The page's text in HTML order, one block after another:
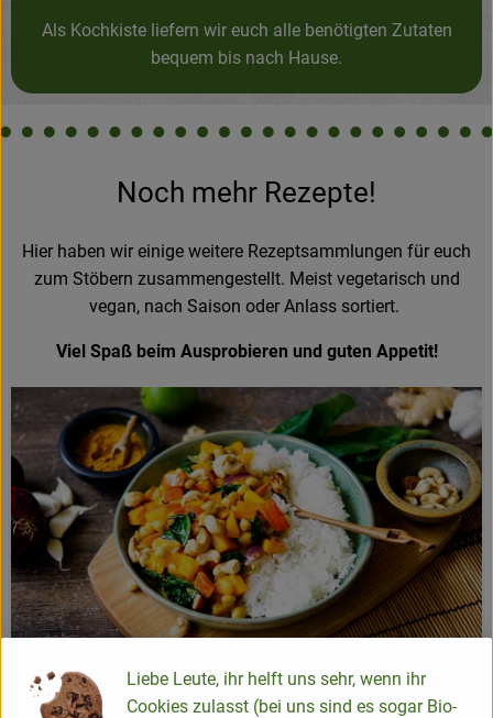
Als Kochkiste liefern wir euch alle benötigten Zutaten
bequem bis nach Hause.
Noch mehr Rezepte!
Hier haben wir einige weitere Rezeptsammlungen für euch
zum Stöbern zusammengestellt. Meist vegetarisch und
vegan, nach Saison oder Anlass sortiert.
Viel Spaß beim Ausprobieren und guten Appetit!
... querbeet für Fleischesser und
Liebe Leute, ihr helft uns sehr, wenn ihr
Cookies zulasst (bei uns sind es sogar Bio-